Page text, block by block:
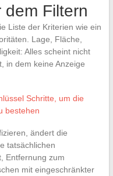
dem Filtern
Liste der Kriterien wie ein
Lage, Fläche,
Alles scheint nicht
in dem keine Anzeige
Schritte, um die
bestehen
ändert die
tatsächlichen
Entfernung zum
mit eingeschränkter